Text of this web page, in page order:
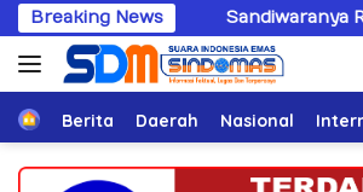
Langsung
ke
konten
Breaking News
Sandiwaranya Rekonsiliasi
HomeBerita Daerah Nasional